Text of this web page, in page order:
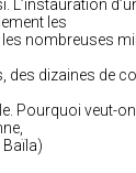
L’instauration
les
nombreuses
des dizaines de
Pourquoi veut-